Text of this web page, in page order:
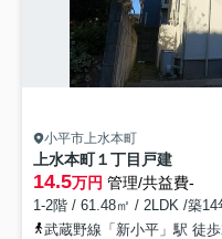
小平市上水本町
上水本町１丁目戸建
14.5万円 管理/共益費-
1-2階 / 61.48㎡ / 2LDK /築14
武蔵野線「新小平」駅 徒